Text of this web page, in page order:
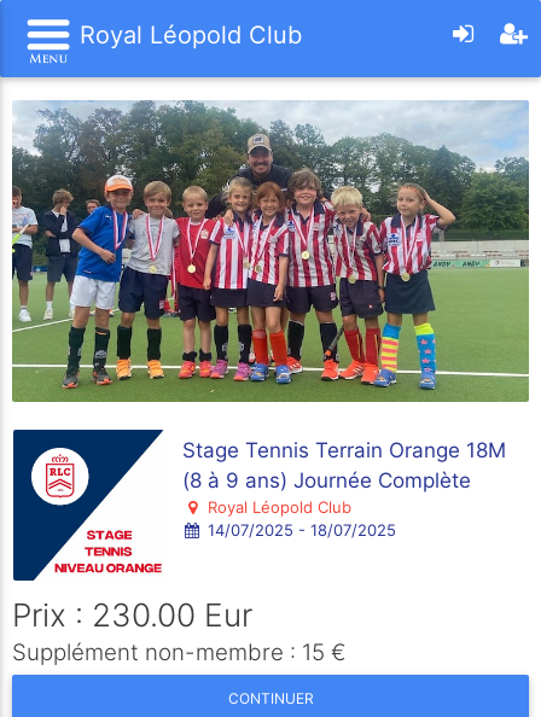
Royal Léopold Club
Stage Tennis Terrain Orange 18M
(8 à 9 ans) Journée Complète
Royal Léopold Club
14/07/2025 - 18/07/2025
Prix : 230.00 Eur
Supplément non-membre : 15 €
CONTINUER